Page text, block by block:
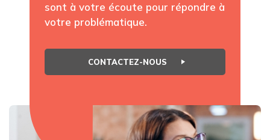
sont à votre écoute pour répondre à
votre problématique.
CONTACTEZ-NOUS